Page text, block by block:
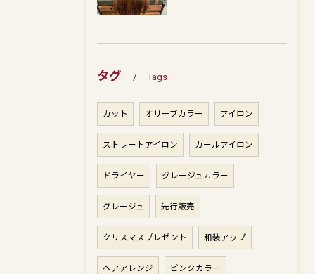
タグ Tags
カット オリーブカラー アイロン
ストレートアイロン カールアイロン
ドライヤー グレージュカラー
グレージュ 先行販売
クリスマスプレゼント 和装アップ
ヘアアレンジ ピンクカラー